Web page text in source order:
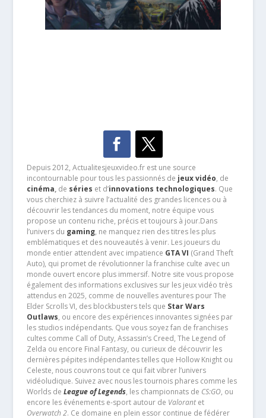
Depuis 2012, Actualitesjeuxvideo.fr est une source
incontournable pour tous les passionnés de jeux vidéo, de
cinéma,de séries et d’innovations technologiques. Que
vous cherchiez à suivre l’actualité des grandes licences ou à
découvrir les tendances du moment, notre équipe vous
propose un contenu riche, précis et toujours à jour.Dans
l’univers du gaming, ne manquez rien des titres les plus
emblématiques et des nouveautés à venir. Les joueurs du
monde entier attendent avec impatience GTA VI (Grand Theft
Auto), qui promet de révolutionner la franchise culte avec un
monde ouvert encore plus immersif. Notre site vous propose
également des informations exclusives sur les jeux vidéo très
attendus en 2025, comme de nouvelles aventures pour The
Elder Scrolls VI, des blockbusters tels que Star Wars
Outlaws, ou encore des expériences innovantes signées par
les studios indépendants. Que vous soyez fan de franchises
cultes comme Call of Duty, Assassin’s Creed, The Legend of
Zelda ou encore Final Fantasy, ou curieux de découvrir les
dernières pépites indépendantes telles que Hollow Knight ou
Celeste, nous couvrons tout ce qui fait vibrer l’univers
vidéoludique. Suivez avec nous les tournois phares comme les
Worlds de League of Legends, les championnats de CS:GO, ou
encore les événements e-sport autour de Valorantet
Overwatch 2. Ce domaine en plein essor continue de fédérer